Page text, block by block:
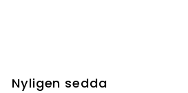
Nyligen sedda